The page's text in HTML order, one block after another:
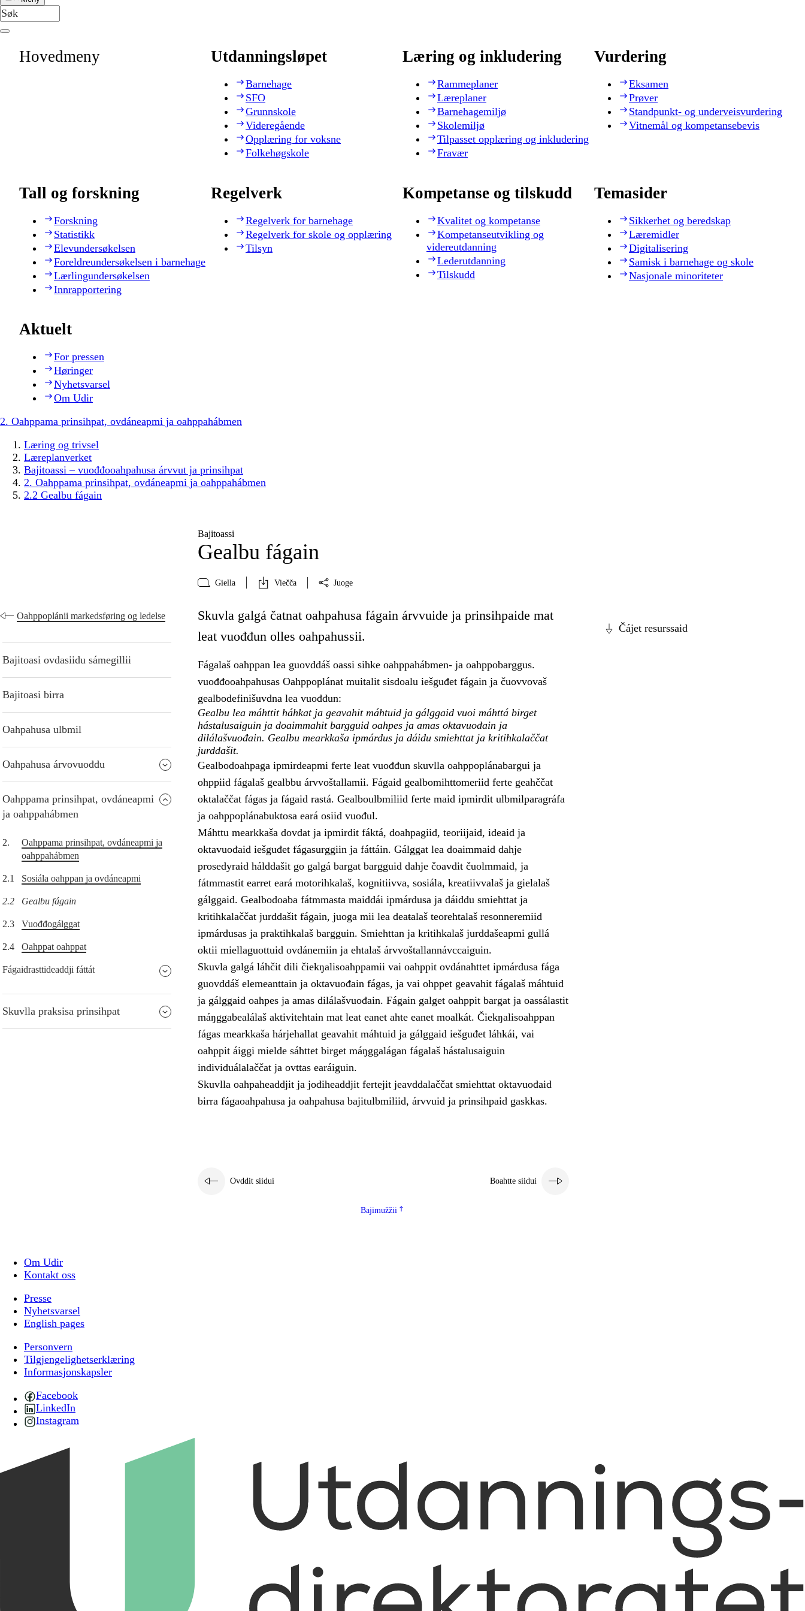
Hovedmeny Utdanningsløpet
Barnehage
SFO
Grunnskole
Videregående
Opplæring for voksne
Folkehøgskole
Læring og inkludering
Rammeplaner
Læreplaner
Barnehagemiljø
Skolemiljø
Tilpasset opplæring og inkludering
Fravær
Vurdering
Eksamen
Prøver
Standpunkt- og underveisvurdering
Vitnemål og kompetansebevis
Tall og forskning
Forskning
Statistikk
Elevundersøkelsen
Foreldreundersøkelsen i barnehage
Lærlingundersøkelsen
Innrapportering
Regelverk
Regelverk for barnehage
Regelverk for skole og opplæring
Tilsyn
Kompetanse og tilskudd
Kvalitet og kompetanse
Kompetanseutvikling og
videreutdanning
Lederutdanning
Tilskudd
Temasider
Sikkerhet og beredskap
Læremidler
Digitalisering
Samisk i barnehage og skole
Nasjonale minoriteter
Aktuelt
For pressen
Høringer
Nyhetsvarsel
Om Udir
2. Oahppama prinsihpat, ovdáneapmi ja oahppahábmen
Læring og trivsel
Læreplanverket
Bajitoassi – vuođđooahpahusa árvvut ja prinsihpat
2. Oahppama prinsihpat, ovdáneapmi ja oahppahábmen
2.2 Gealbu fágain
Bajitoassi
Gealbu fágain
Giella Viečča Juoge
Oahppoplánii markedsføring og ledelse
Bajitoasi ovdasiidu sámegillii
Bajitoasi birra
Oahpahusa ulbmil
Oahpahusa árvovuođđu
Oahppama prinsihpat, ovdáneapmi
ja oahppahábmen
2.
Oahppama prinsihpat, ovdáneapmi ja
oahppahábmen
2.1 Sosiála oahppan ja ovdáneapmi
2.2 Gealbu fágain
2.3 Vuođđogálggat
2.4 Oahppat oahppat
Fágaidrasttideaddji fáttát
Skuvlla praksisa prinsihpat
Čájet resurssaid
Skuvla galgá čatnat oahpahusa fágain árvvuide ja prinsihpaide mat
leat vuođđun olles oahpahussii.
Fágalaš oahppan lea guovddáš oassi sihke oahppahábmen- ja oahppobarggus.
vuođđooahpahusas Oahppoplánat muitalit sisdoalu iešguđet fágain ja čuovvovaš
gealbodefinišuvdna lea vuođđun:
Gealbu lea máhttit háhkat ja geavahit máhtuid ja gálggaid vuoi máhttá birget
hástalusaiguin ja doaimmahit bargguid oahpes ja amas oktavuođain ja
dilálašvuođain. Gealbu mearkkaša ipmárdus ja dáidu smiehttat ja kritihkalaččat
jurddašit.
Gealbodoahpaga ipmirdeapmi ferte leat vuođđun skuvlla oahppoplánabargui ja
ohppiid fágalaš gealbbu árvvoštallamii. Fágaid gealbomihttomeriid ferte geahččat
oktalaččat fágas ja fágaid rastá. Gealboulbmiliid ferte maid ipmirdit ulbmilparagráfa
ja oahppoplánabuktosa eará osiid vuođul.
Máhttu mearkkaša dovdat ja ipmirdit fáktá, doahpagiid, teoriijaid, ideaid ja
oktavuođaid iešguđet fágasurggiin ja fáttáin. Gálggat lea doaimmaid dahje
prosedyraid hálddašit go galgá bargat bargguid dahje čoavdit čuolmmaid, ja
fátmmastit earret eará motorihkalaš, kognitiivva, sosiála, kreatiivvalaš ja gielalaš
gálggaid. Gealbodoaba fátmmasta maiddái ipmárdusa ja dáiddu smiehttat ja
kritihkalaččat jurddašit fágain, juoga mii lea deaŧalaš teorehtalaš resonneremiid
ipmárdusas ja praktihkalaš bargguin. Smiehttan ja kritihkalaš jurddašeapmi gullá
oktii miellaguottuid ovdánemiin ja ehtalaš árvvoštallannávccaiguin.
Skuvla galgá láhčit dili čiekŋalisoahppamii vai oahppit ovdánahttet ipmárdusa fága
guovddáš elemeanttain ja oktavuođain fágas, ja vai ohppet geavahit fágalaš máhtuid
ja gálggaid oahpes ja amas dilálašvuođain. Fágain galget oahppit bargat ja oassálastit
máŋggabealálaš aktivitehtain mat leat eanet ahte eanet moalkát. Čiekŋalisoahppan
fágas mearkkaša hárjehallat geavahit máhtuid ja gálggaid iešguđet láhkái, vai
oahppit áiggi mielde sáhttet birget máŋggalágan fágalaš hástalusaiguin
individuálalaččat ja ovttas earáiguin.
Skuvlla oahpaheaddjit ja jođiheaddjit fertejit jeavddalaččat smiehttat oktavuođaid
birra fágaoahpahusa ja oahpahusa bajitulbmiliid, árvvuid ja prinsihpaid gaskkas.
Ovddit siidui Boahtte siidui
Bajimužžii
Om Udir
Kontakt oss
Presse
Nyhetsvarsel
English pages
Personvern
Tilgjengelighetserklæring
Informasjonskapsler
Facebook
LinkedIn
Instagram